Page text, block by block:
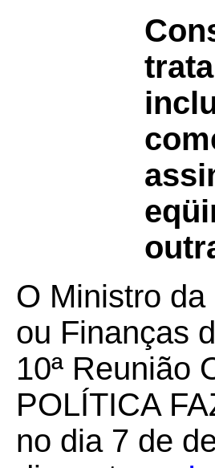
O Ministro
ou Finanças
10ª Reunião
POLÍTICA
no dia 7 de